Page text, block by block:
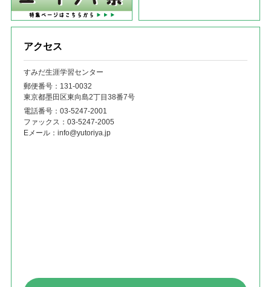
アクセス
すみだ生涯学習センター
郵便番号：131‐0032
東京都墨田区東向島2丁目38番7号
電話番号： 03-5247-2001
ファックス： 03-5247-2005
Eメール： info@yutoriya.jp